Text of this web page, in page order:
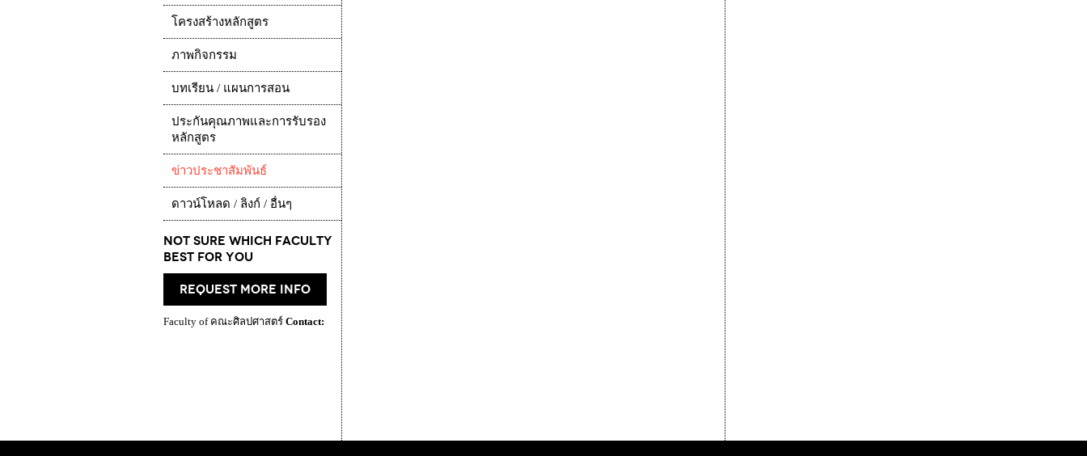
โครงสร้างหลักสูตร
ภาพกิจกรรม
บทเรียน / แผนการสอน
ประกันคุณภาพและการรับรอง
หลักสูตร
ข่าวประชาสัมพันธ์
ดาวน์โหลด / ลิงก์ / อื่นๆ
Not Sure which Faculty
best for you
request more info
Faculty of คณะศิลปศาสตร์ Contact: